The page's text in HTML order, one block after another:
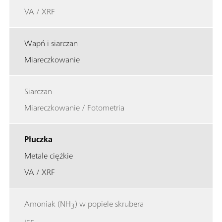
VA / XRF
Wapń i siarczan
Miareczkowanie
Siarczan
Miareczkowanie / Fotometria
Płuczka
Metale ciężkie
VA / XRF
Amoniak (NH3) w popiele skrubera